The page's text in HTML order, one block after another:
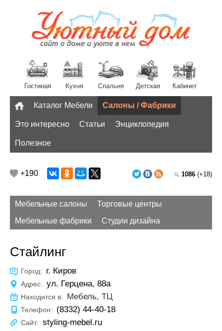
Гостиная Кухня Спальня Детская Кабинет
Разное
Каталог Мебели Салоны / Фабрики
Это интересно Статьи Энциклопедия
Полезное
1086 (+18)
+190
Мебельные салоны
Торговые центры
Мебельные фабрики
Студии дизайна
Стайлинг
Город: г. Киров
Адрес: ул. Герцена, 88а
Находится в: Мебель, ТЦ
Телефон: (8332) 44-40-18
Сайт: styling-mebel.ru